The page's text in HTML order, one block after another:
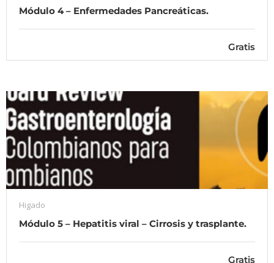
Módulo 4 – Enfermedades Pancreáticas.
Gratis
Higado
Módulo 5 – Hepatitis viral – Cirrosis y trasplante.
Gratis